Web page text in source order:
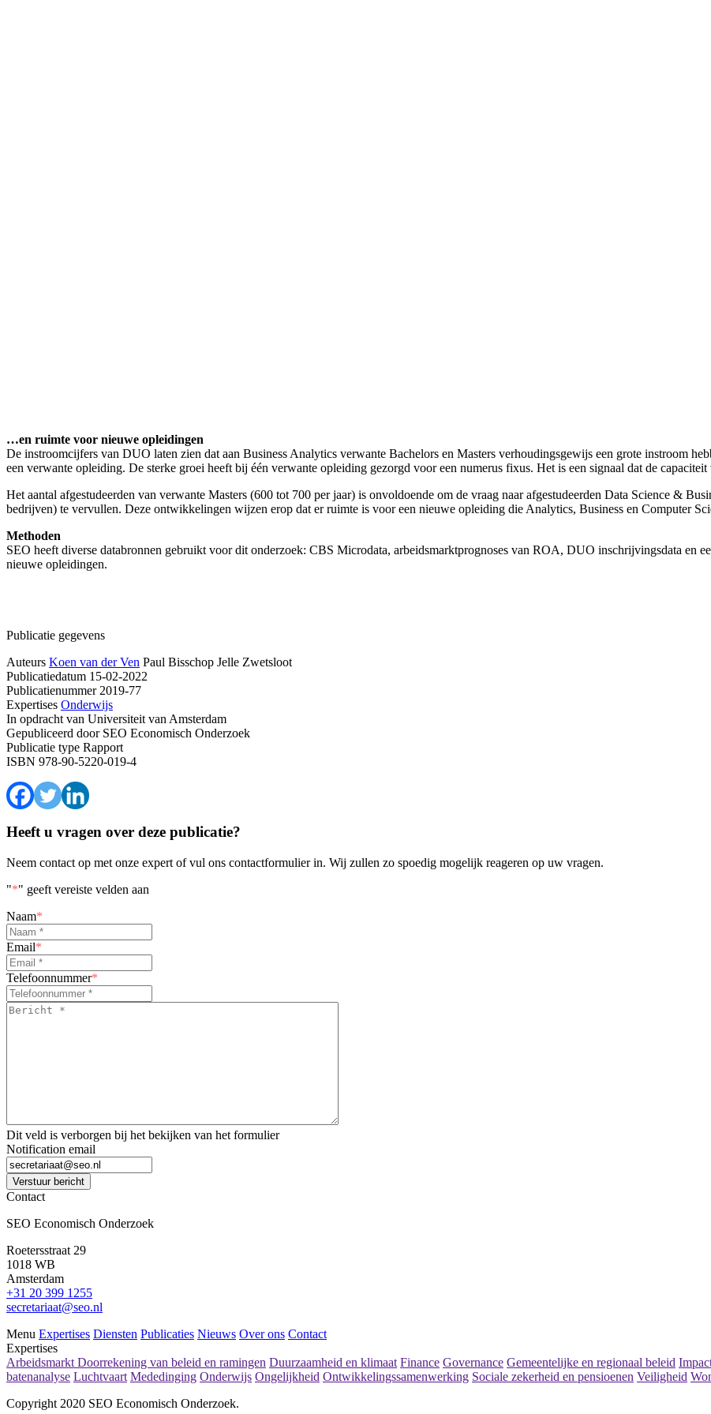
…en ruimte voor nieuwe opleidingen
De instroomcijfers van DUO laten zien dat aan Business Analytics verwante Bachelors en Masters verhoudingsgewijs een grote instroom
een verwante opleiding. De sterke groei heeft bij één verwante opleiding gezorgd voor een numerus fixus. Het is een signaal dat de
Het aantal afgestudeerden van verwante Masters (600 tot 700 per jaar) is onvoldoende om de vraag naar afgestudeerden Data Science &
bedrijven) te vervullen. Deze ontwikkelingen wijzen erop dat er ruimte is voor een nieuwe opleiding die Analytics, Business en Computer
Methoden
SEO heeft diverse databronnen gebruikt voor dit onderzoek: CBS Microdata, arbeidsmarktprognoses van ROA, DUO inschrijvingsdata en
nieuwe opleidingen.
Publicatie gegevens
Auteurs Koen van der Ven Paul Bisschop Jelle Zwetsloot
Publicatiedatum 15-02-2022
Publicatienummer2019-77
Expertises Onderwijs
In opdracht van Universiteit van Amsterdam
Gepubliceerd doorSEO Economisch Onderzoek
Publicatie type Rapport
ISBN 978-90-5220-019-4
Heeft u vragen over deze publicatie?
Neem contact op met onze expert of vul ons contactformulier in. Wij zullen zo spoedig mogelijk reageren op uw vragen.
"*" geeft vereiste velden aan
Naam*
Email*
Telefoonnummer*
Bericht
Dit veld is verborgen bij het bekijken van het formulier
Notification email
Verstuur bericht
Contact
SEO Economisch Onderzoek
Roetersstraat 29
1018 WB
Amsterdam
+31 20 399 1255
secretariaat@seo.nl
Menu Expertises Diensten Publicaties Nieuws Over ons Contact
Expertises
Arbeidsmarkt Doorrekening van beleid en ramingen Duurzaamheid en klimaat Finance Governance Gemeentelijke en regionaal beleid
batenanalyse Luchtvaart Mededinging Onderwijs Ongelijkheid Ontwikkelingssamenwerking Sociale zekerheid en pensioenen Veiligheid
Copyright 2020 SEO Economisch Onderzoek.